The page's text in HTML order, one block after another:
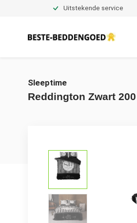
Uitstekende service
Sleeptime
Reddington Zwart